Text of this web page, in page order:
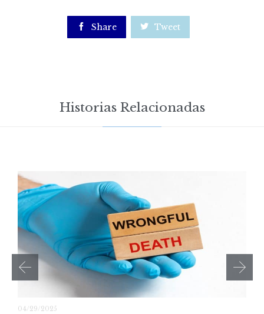
 Share  Tweet
Historias Relacionadas
04/29/2025